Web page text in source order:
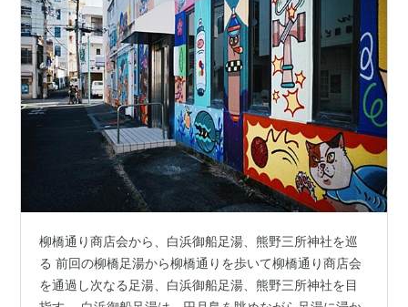
柳橋通り商店会から、白浜御船足湯、熊野三所神社を巡
る 前回の柳橋足湯から柳橋通りを歩いて柳橋通り商店会
を通過し次なる足湯、白浜御船足湯、熊野三所神社を目